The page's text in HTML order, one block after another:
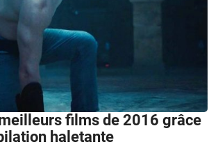
films de 2016 grâce
haletante